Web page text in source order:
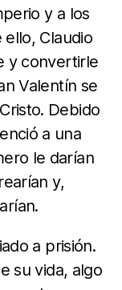
y a los
ello, Claudio
y convertirle
Valentín se
Debido
a una
le darían
y,
a prisión.
su vida, algo